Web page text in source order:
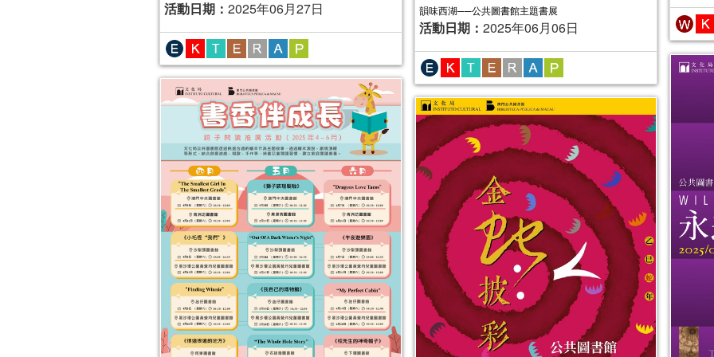
活動日期： 2025年06月27日 韻味西湖──公共圖書館主題書展
活動日期： 2025年06月06日